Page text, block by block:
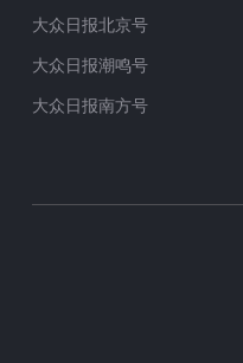
大众日报北京号
大众日报潮鸣号
大众日报南方号